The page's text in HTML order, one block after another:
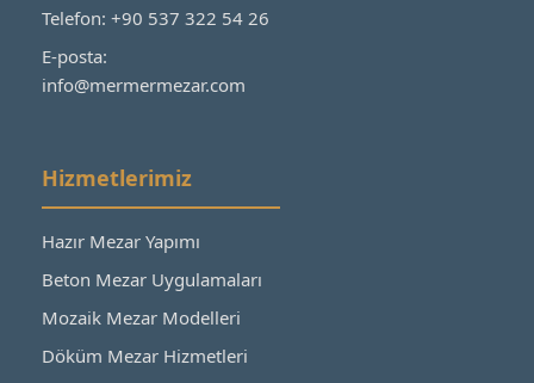
Telefon: +90 537 322 54 26
E-posta:
info@mermermezar.com
Hizmetlerimiz
Hazır Mezar Yapımı
Beton Mezar Uygulamaları
Mozaik Mezar Modelleri
Döküm Mezar Hizmetleri